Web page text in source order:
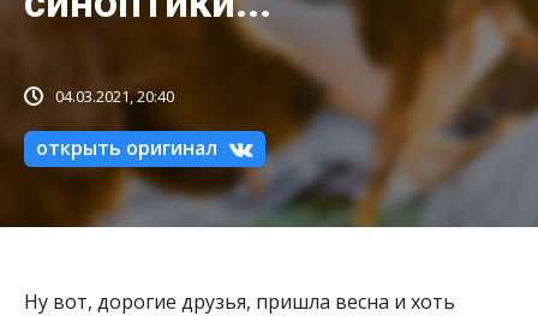
04.03.2021, 20:40
открыть оригинал
Ну вот, дорогие друзья, пришла весна и хоть